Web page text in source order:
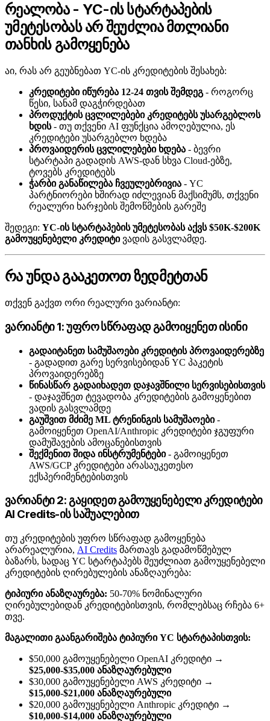
რეალობა - YC-ის სტარტაპების
უმეტესობას არ შეუძლია მთლიანი
თანხის გამოყენება
აი, რას არ გეუბნებათ YC-ის კრედიტების შესახებ:
კრედიტები იწურება 12-24 თვის შემდეგ- როგორც
წესი, სანამ დაგჭირდებათ
პროდუქტის ცვლილებები კრედიტებს უსარგებლოს
ხდის- თუ თქვენი AI ფუნქცია ამოღებულია, ეს
კრედიტები უსარგებლო ხდება
პროვაიდერის ცვლილებები ხდება - ბევრი
სტარტაპი გადადის AWS-დან სხვა Cloud-ებზე,
ტოვებს კრედიტებს
ჭარბი განაწილება ჩვეულებრივია - YC
პარტნიორები ხშირად იძლევიან მაქსიმუმს, თქვენი
რეალური ხარჯების შემოწმების გარეშე
შედეგი: YC-ის სტარტაპების უმეტესობას აქვს $50K-$200K
გამოუყენებელი კრედიტივადის გასვლამდე.
რა უნდა გააკეთოთ ზედმეტთან
თქვენ გაქვთ ორი რეალური ვარიანტი:
ვარიანტი 1: უფრო სწრაფად გამოიყენეთ ისინი
გადაიტანეთ სამუშაოები კრედიტის პროვაიდერებზე
- გადადით გარე სერვისებიდან YC პაკეტის
პროვაიდერებზე
წინასწარ გადაიხადეთ დაჯავშნილი სერვისებისთვის
- დაჯავშნეთ ტევადობა კრედიტების გამოყენებით
ვადის გასვლამდე
გაუშვით მძიმე ML ტრენინგის სამუშაოები-
გამოიყენეთ OpenAI/Anthropic კრედიტები ჯგუფური
დამუშავების ამოცანებისთვის
შექმენით შიდა ინსტრუმენტები- გამოიყენეთ
AWS/GCP კრედიტები არასაუკეთესო
ექსპერიმენტებისთვის
ვარიანტი 2: გაყიდეთ გამოუყენებელი კრედიტები
AI Credits-ის საშუალებით
თუ კრედიტების უფრო სწრაფად გამოყენება
არარეალურია, AI Credits მართავს გადამოწმებულ
ბაზარს, სადაც YC სტარტაპებს შეუძლიათ გამოუყენებელი
კრედიტების ღირებულების ანაზღაურება:
ტიპიური ანაზღაურება: 50-70% ნომინალური
ღირებულებიდან კრედიტებისთვის, რომლებსაც რჩება 6+
თვე.
მაგალითი გაანგარიშება ტიპიური YC სტარტაპისთვის:
$50,000 გამოუყენებელი OpenAI კრედიტი →
$25,000-$35,000 ანაზღაურებული
$30,000 გამოუყენებელი AWS კრედიტი →
$15,000-$21,000 ანაზღაურებული
$20,000 გამოუყენებელი Anthropic კრედიტი →
$10,000-$14,000 ანაზღაურებული